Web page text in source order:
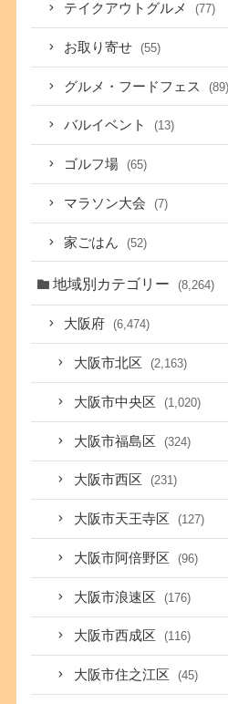
テイクアウトグルメ (77)
お取り寄せ (55)
グルメ・フードフェス (89)
バルイベント (13)
ゴルフ場 (65)
マラソン大会 (7)
家ごはん (52)
地域別カテゴリー (8,264)
大阪府 (6,474)
大阪市北区 (2,163)
大阪市中央区 (1,020)
大阪市福島区 (324)
大阪市西区 (231)
大阪市天王寺区 (127)
大阪市阿倍野区 (96)
大阪市浪速区 (176)
大阪市西成区 (116)
大阪市住之江区 (45)